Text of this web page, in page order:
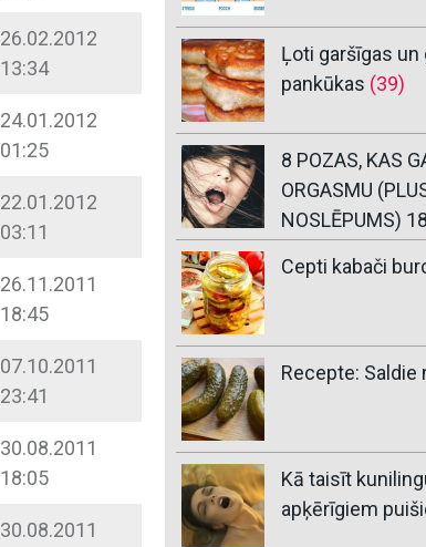
26.02.2012
13:34
24.01.2012
01:25
22.01.2012
03:11
26.11.2011
18:45
07.10.2011
23:41
30.08.2011
18:05
30.08.2011
Ļoti garšīgas un
pankūkas (39)
8 POZAS, KAS
ORGASMU
NOSLĒPUMS)
Cepti kabači
Recepte: Saldie
Kā taisīt
apķērīgiem